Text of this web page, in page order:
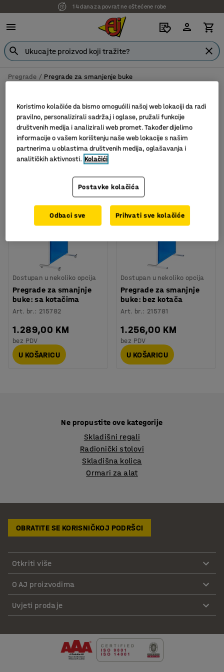
14 dana za povrat ne oštećene robe
Pregrade Pregrade za smanjenje buke
Filter Sortiraj
Dostupan u nekoliko opcija
Pregrade za smanjnje
buke: sa kotačima
Art. br.: 215782
1.289,00 KM
bez PDV
U KOŠARICU
Dostupan u nekoliko opcija
Pregrade za smanjnje
buke: bez kotača
Art. br.: 215781
1.256,00 KM
bez PDV
U KOŠARICU
Ne propustite ove kategorije
Skladišni regali
Radionički stolovi
Skladišna kolica
Ormari za alat
OBRATITE SE KORISNIČKOJ PODRŠCI
Otkriti više
O AJ proizvodima
Uvjeti prodaje
Koristimo kolačiće da bismo omogućili našoj web lokaciji da radi
pravilno, personalizirali sadržaj i oglase, pružali funkcije
društvenih medija i analizirali web promet. Također dijelimo
informacije o vašem korištenju naše web lokacije s našim
partnerima u oblastima društvenih medija, oglašavanja i
analitičkih aktivnosti. Kolačići
Postavke kolačića
Odbaci sve Prihvati sve kolačiće